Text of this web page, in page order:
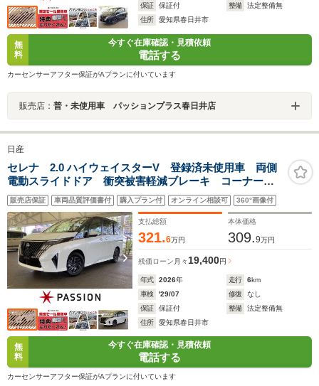
保証
保証付 整備
法定整備無
住所
愛知県春日井市
無
料
今すぐ在庫確認・見積依頼
電話する
カーセンサーアフター保証がAプランに付いています
販売店： 普・未使用車 パッションプラス春日井店
日産
セレナ 2.0 ハイウェイスターV 登録済未使用車 両側
電動スライドドア 衝突被害軽減ブレーキ コーナーセ
ンサー スマートキー アダクティブクルーズコントロ
ール アルミホイール アイドリングストップ アラウ
ンドビューモニター
販売店保証 車両品質評価書付 購入プラン付 オンライン相談可 360°画像付
支払総額
321.6万円
本体価格
309.9万円
残価ローン 月々 19,400円
年式 2026年 走行 6km
車検
'29/07 修復
なし
保証
保証付 整備
法定整備無
住所
愛知県春日井市
無
料
今すぐ在庫確認・見積依頼
電話する
カーセンサーアフター保証がAプランに付いています